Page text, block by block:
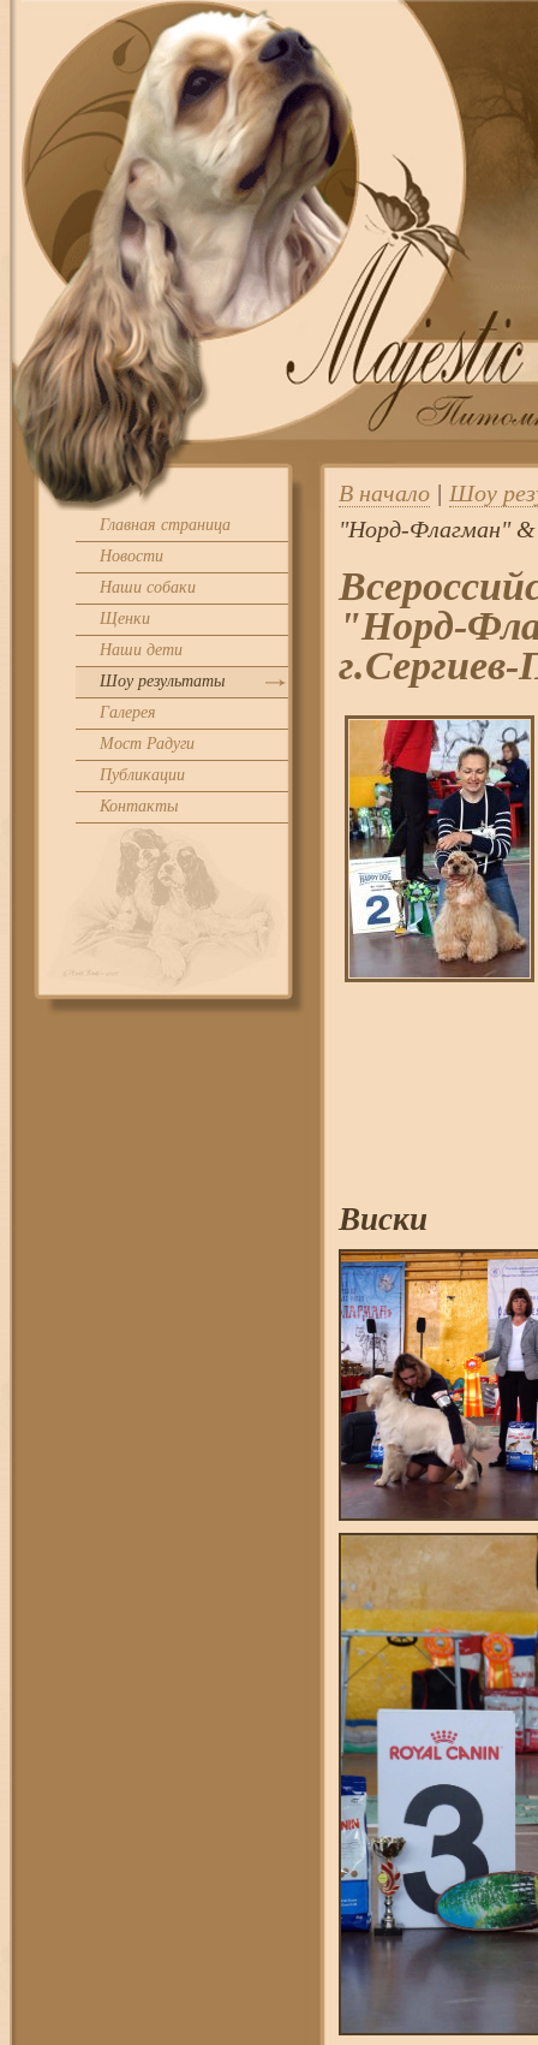
Главная страница
Новости
Наши собаки
Щенки
Наши дети
Шоу результаты
Галерея
Мост Радуги
Публикации
Контакты
В начало
Шоу
"Норд-Флагман" &
"Норд-
г.Сергиев-
Виски